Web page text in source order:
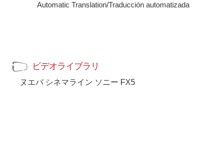
Automatic Translation/Traducción automatizada
ビデオライブラリ
ヌエバ シネマライン ソニー FX5